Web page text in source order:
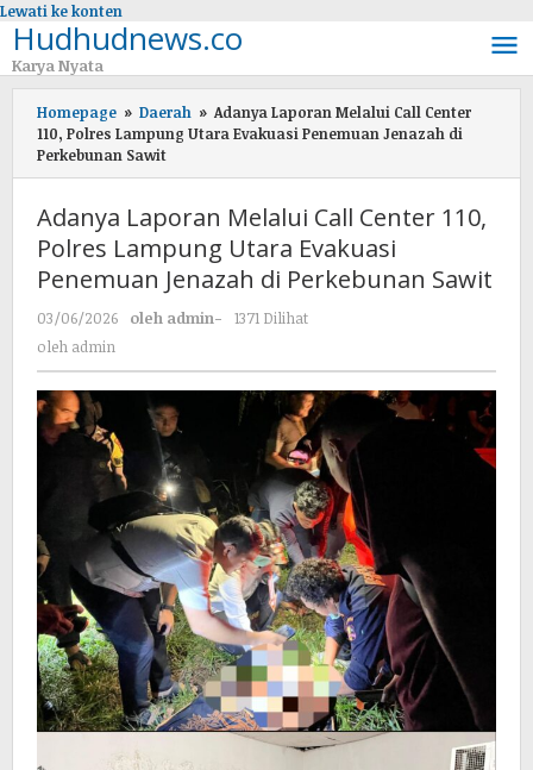
Lewati ke konten
Hudhudnews.co
Karya Nyata
Homepage » Daerah » Adanya Laporan Melalui Call Center
110, Polres Lampung Utara Evakuasi Penemuan Jenazah di
Perkebunan Sawit
Adanya Laporan Melalui Call Center 110,
Polres Lampung Utara Evakuasi
Penemuan Jenazah di Perkebunan Sawit
03/06/2026 oleh admin-
1371 Dilihat
oleh admin